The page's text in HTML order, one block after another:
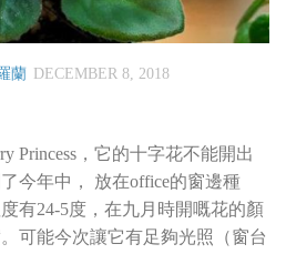
蘭 DECEMBER 8, 2018
Princess，它的十字花不能開出
今年中， 放在office的窗邊種
有24-5度，在九月時開嘅花的顏
可能今次讓它有足夠光照（窗台